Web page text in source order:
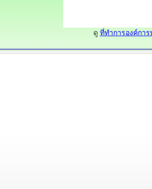
ดู ที่ทำการองค์กา